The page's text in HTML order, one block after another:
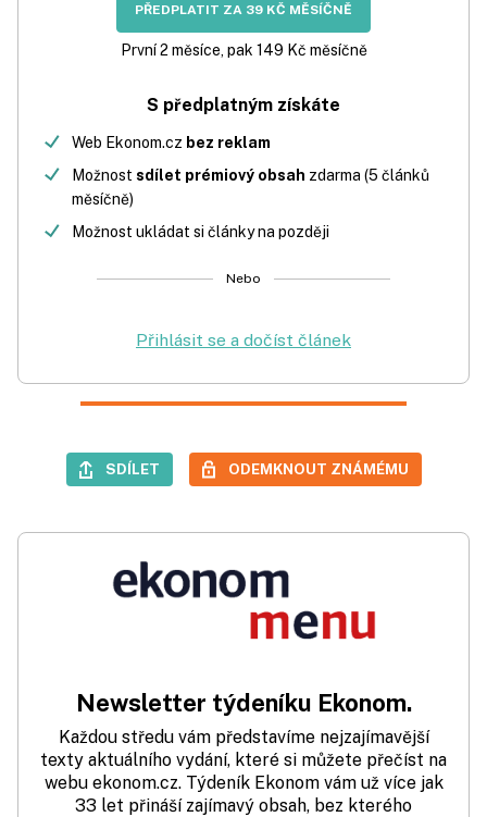
PŘEDPLATIT ZA 39 KČ MĚSÍČNĚ
První 2 měsíce, pak 149 Kč měsíčně
S předplatným získáte
Web Ekonom.cz bez reklam
Možnost sdílet prémiový obsah zdarma (5 článků
měsíčně)
Možnost ukládat si články na později
Nebo
Přihlásit se a dočíst článek
SDÍLET ODEMKNOUT ZNÁMÉMU
Newsletter týdeníku Ekonom.
Každou středu vám představíme nejzajímavější
texty aktuálního vydání, které si můžete přečíst na
webu ekonom.cz. Týdeník Ekonom vám už více jak
33 let přináší zajímavý obsah, bez kterého